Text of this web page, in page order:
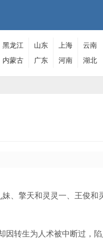
黑龙江 山东 上海
云南
内蒙古
广东 河南 湖北
、擎天和灵灵一、王俊和
转生为人术被中断过，